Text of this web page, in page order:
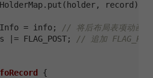
record);
= info;
// 将后布局表项动画
|= FLAG_POST;
// 追加
{